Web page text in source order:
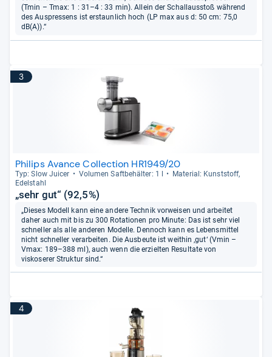
(Tmin – Tmax: 1 : 31–4 : 33 min). Allein der Schallausstoß während
des Auspressens ist erstaunlich hoch (LP max aus d: 50 cm: 75,0
dB(A)).“
3
Philips Avance Collection HR1949/20
Typ: Slow Jui­cer Volu­men Saft­be­häl­ter: 1 l
Mate­rial: Kunst­stoff,
Edel­stahl
„sehr gut“ (92,5%)
„Dieses Modell kann eine andere Technik vorweisen und arbeitet
daher auch mit bis zu 300 Rotationen pro Minute: Das ist sehr viel
schneller als alle anderen Modelle. Dennoch kann es Lebensmittel
nicht schneller verarbeiten. Die Ausbeute ist weithin ‚gut‘ (Vmin –
Vmax: 189–388 ml), auch wenn die erzielten Resultate von
viskoserer Struktur sind.“
4